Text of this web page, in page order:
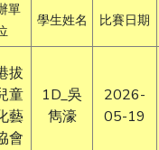
單
學生姓名 比賽日期
拔
童
藝
會
1D_吳
雋濠
2026-
05-19